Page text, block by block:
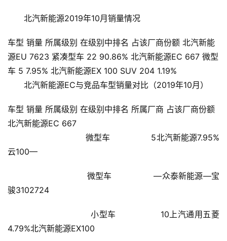
资
北汽新能源2019年10月销量情况
车型 销量 所属级别 在级别中排名 占该厂商份额 北汽新能
源EU 7623 紧凑型车 22 90.86% 北汽新能源EC 667 微型
车 5 7.95% 北汽新能源EX 100 SUV 204 1.19%
北汽新能源EC与竞品车型销量对比（2019年10月）
车型 销量 所属级别 在级别中排名 所属厂商 占该厂商份额
北汽新能源EC 667
云100—
骏3102724
4.79%北汽新能源EX100